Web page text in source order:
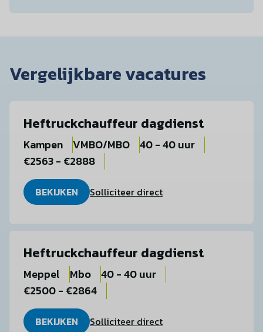
Vergelijkbare vacatures
Heftruckchauffeur dagdienst
Kampen VMBO/MBO
40 - 40 uur
€2563 - €2888
BEKIJKEN Solliciteer direct
Heftruckchauffeur dagdienst
Meppel Mbo
40 - 40 uur
€2500 - €2864
BEKIJKEN Solliciteer direct